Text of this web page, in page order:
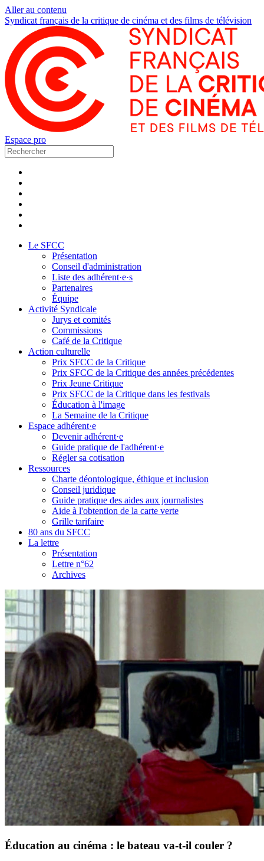
Aller au contenu
Syndicat français de la critique de cinéma et des films de télévision
Espace pro
Le SFCC
Présentation
Conseil d'administration
Liste des adhérent·e·s
Partenaires
Équipe
Activité Syndicale
Jurys et comités
Commissions
Café de la Critique
Action culturelle
Prix SFCC de la Critique
Prix SFCC de la Critique des années précédentes
Prix Jeune Critique
Prix SFCC de la Critique dans les festivals
Éducation à l'image
La Semaine de la Critique
Espace adhérent·e
Devenir adhérent·e
Guide pratique de l'adhérent·e
Régler sa cotisation
Ressources
Charte déontologique, éthique et inclusion
Conseil juridique
Guide pratique des aides aux journalistes
Aide à l'obtention de la carte verte
Grille tarifaire
80 ans du SFCC
La lettre
Présentation
Lettre n°62
Archives
Éducation au cinéma : le bateau va-t-il couler ?